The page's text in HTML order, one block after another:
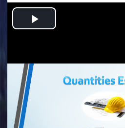
Play